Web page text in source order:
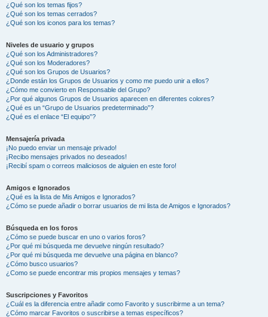
¿Qué son los temas fijos?
¿Qué son los temas cerrados?
¿Qué son los iconos para los temas?
Niveles de usuario y grupos
¿Qué son los Administradores?
¿Qué son los Moderadores?
¿Qué son los Grupos de Usuarios?
¿Donde están los Grupos de Usuarios y como me puedo unir a ellos?
¿Cómo me convierto en Responsable del Grupo?
¿Por qué algunos Grupos de Usuarios aparecen en diferentes colores?
¿Qué es un “Grupo de Usuarios predeterminado”?
¿Qué es el enlace “El equipo”?
Mensajería privada
¡No puedo enviar un mensaje privado!
¡Recibo mensajes privados no deseados!
¡Recibí spam o correos maliciosos de alguien en este foro!
Amigos e Ignorados
¿Qué es la lista de Mis Amigos e Ignorados?
¿Cómo se puede añadir o borrar usuarios de mi lista de Amigos e Ignorados?
Búsqueda en los foros
¿Cómo se puede buscar en uno o varios foros?
¿Por qué mi búsqueda me devuelve ningún resultado?
¿Por qué mi búsqueda me devuelve una página en blanco?
¿Cómo busco usuarios?
¿Como se puede encontrar mis propios mensajes y temas?
Suscripciones y Favoritos
¿Cuál es la diferencia entre añadir como Favorito y suscribirme a un tema?
¿Cómo marcar Favoritos o suscribirse a temas específicos?